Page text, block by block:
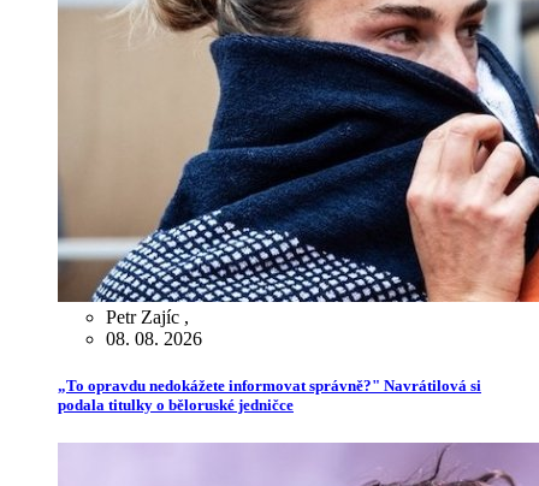
Petr Zajíc ,
08. 08. 2026
„To opravdu nedokážete informovat správně?" Navrátilová si
podala titulky o běloruské jedničce